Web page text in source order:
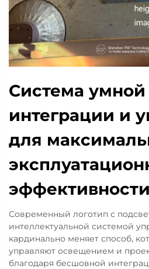
Система умной
интеграции и
для
эффективности
Современный логотип с
интеллектуальной системой
кардинально меняет способ,
управляют освещением и
благодаря бесшовной